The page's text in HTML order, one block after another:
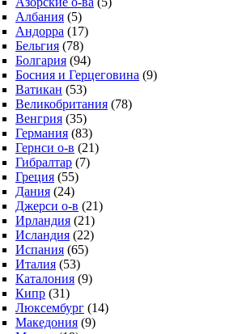
Албания (5)
Андорра (17)
Бельгия (78)
Болгария (94)
Босния и Герцеговина (9)
Ватикан (53)
Великобритания (78)
Венгрия (35)
Германия (83)
Гернси о-в (21)
Гибралтар (7)
Греция (55)
Дания (24)
Джерси о-в (21)
Ирландия (21)
Исландия (22)
Испания (65)
Италия (53)
Каталония (9)
Кипр (31)
Люксембург (14)
Македония (9)